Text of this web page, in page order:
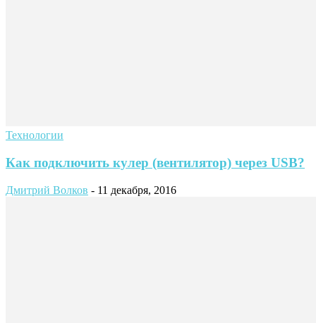
Технологии
Как подключить кулер (вентилятор) через USB?
Дмитрий Волков - 11 декабря, 2016